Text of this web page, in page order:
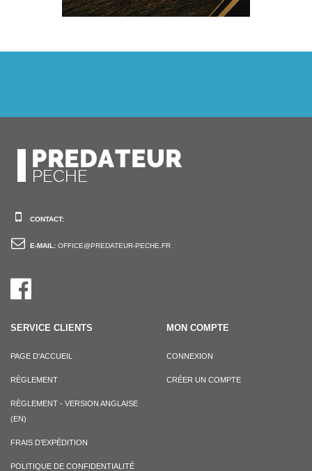
CONTACT:
E-MAIL: OFFICE@PREDATEUR-PECHE.FR
SERVICE CLIENTS
PAGE D'ACCUEIL
RÈGLEMENT
RÈGLEMENT - VERSION ANGLAISE
(EN)
FRAIS D’EXPÉDITION
POLITIQUE DE CONFIDENTIALITÉ
MON COMPTE
CONNEXION
CRÉER UN COMPTE